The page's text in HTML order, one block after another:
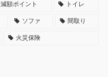
減額ポイント トイレ
ソファ 間取り
火災保険